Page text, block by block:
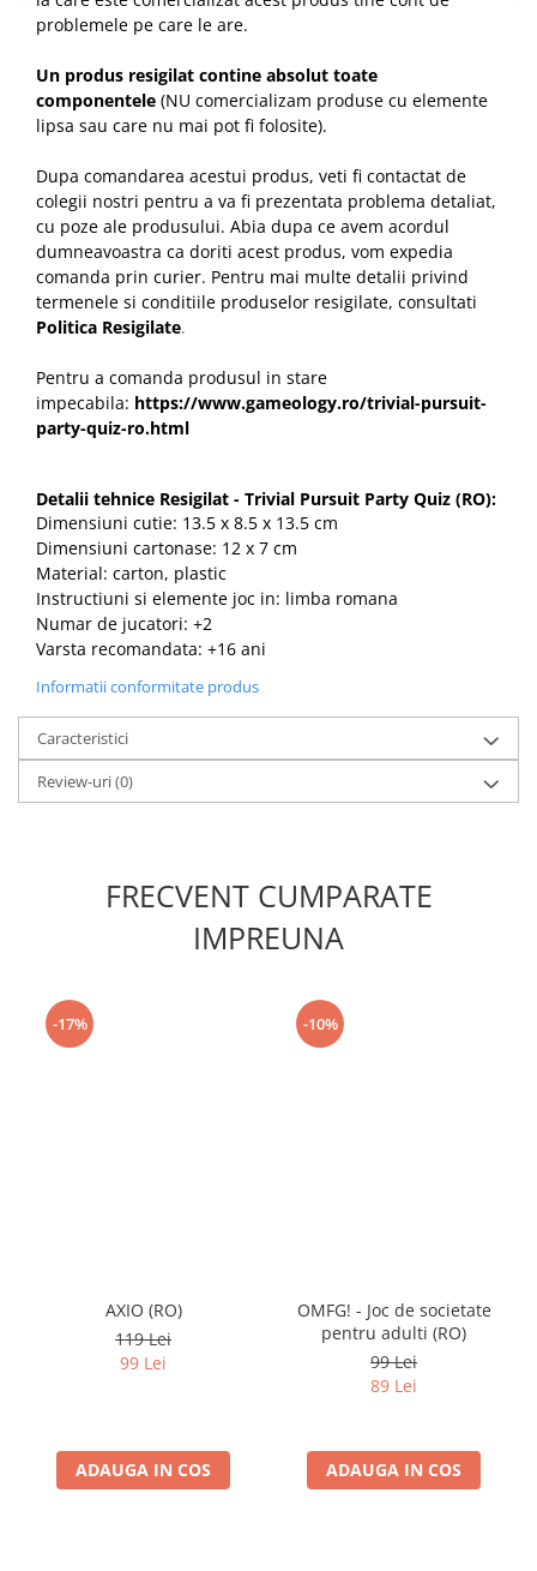
problemele pe care le are.
Un produs resigilat contine absolut toate
componentele (NU comercializam produse cu elemente
lipsa sau care nu mai pot fi folosite).
Dupa comandarea acestui produs, veti fi contactat de
colegii nostri pentru a va fi prezentata problema detaliat,
cu poze ale produsului. Abia dupa ce avem acordul
dumneavoastra ca doriti acest produs, vom expedia
comanda prin curier. Pentru mai multe detalii privind
termenele si conditiile produselor resigilate, consultati
Politica Resigilate.
Pentru a comanda produsul in stare
impecabila: https://www.gameology.ro/trivial-pursuit-
party-quiz-ro.html
Detalii tehnice Resigilat - Trivial Pursuit Party Quiz (RO):
Dimensiuni cutie: 13.5 x 8.5 x 13.5 cm
Dimensiuni cartonase: 12 x 7 cm
Material: carton, plastic
Instructiuni si elemente joc in: limba romana
Numar de jucatori: +2
Varsta recomandata: +16 ani
Informatii conformitate produs
Caracteristici
Review-uri(0)
FRECVENT CUMPARATE
IMPREUNA
-17%
AXIO (RO)
119 Lei
99 Lei
ADAUGA IN COS
-10%
OMFG! - Joc de societate
pentru adulti (RO)
99 Lei
89 Lei
ADAUGA IN COS